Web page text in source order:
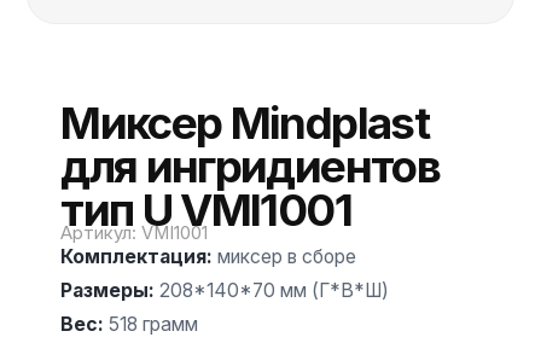
Миксер Mindplast
для ингридиентов
тип U VMI1001
Артикул:VMI1001
Комплектация: миксер в сборе
Размеры: 208*140*70 мм (Г*В*Ш)
Вес: 518 грамм